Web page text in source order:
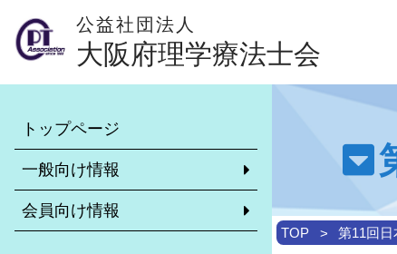
公益社団法人
大阪府理学療法士会
トップページ
一般向け情報
理学療法士とは？（外部サイト
学校一覧
理学療法士がいる施設
大阪府理学療法士会のご案内
会員向け情報
異動・休会・復会等の手続き
リカレント教育について
非常勤求職・求人情報システム
TOP 第11回